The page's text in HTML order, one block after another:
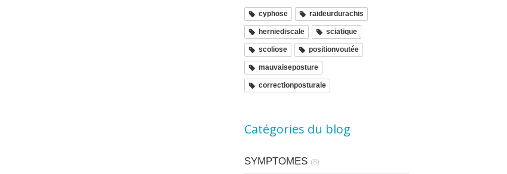
cyphose raideurdurachis
herniediscale sciatique
scoliose positionvoutée
mauvaiseposture
correctionposturale
Catégories du blog
SYMPTOMES (8)